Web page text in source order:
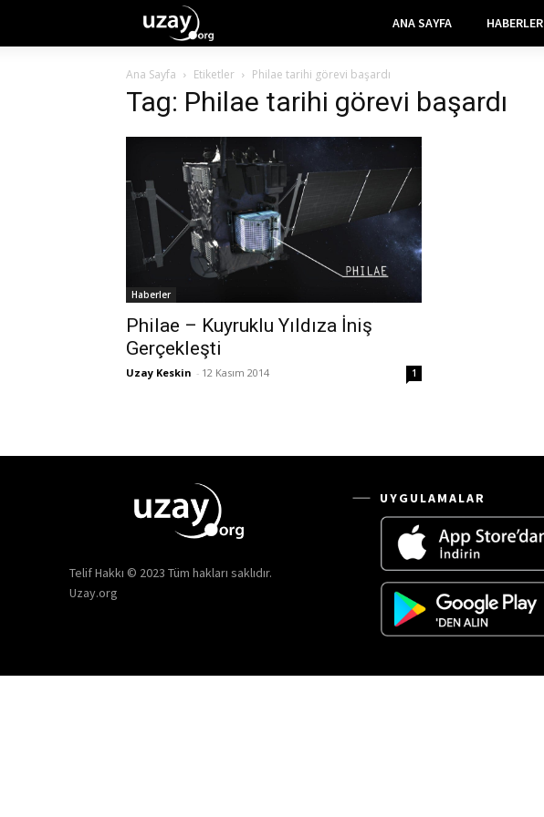
ANA SAYFA HABERLER
Ana Sayfa Etiketler Philae tarihi görevi başardı
Tag: Philae tarihi görevi başardı
Haberler
Philae – Kuyruklu Yıldıza İniş
Gerçekleşti
Uzay Keskin - 12 Kasım 2014 1
Telif Hakkı © 2023 Tüm hakları saklıdır.
Uzay.org
UYGULAMALAR